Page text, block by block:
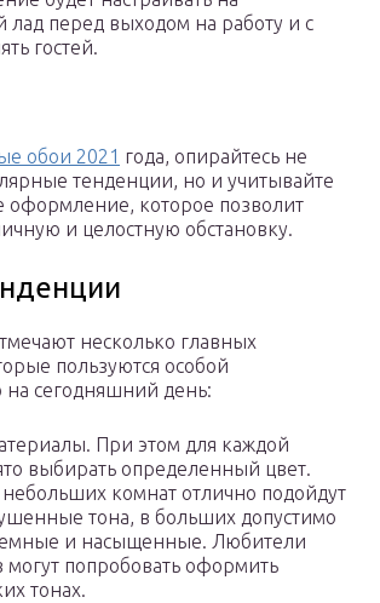
лад перед выходом на работу и с
гостей.
обои 2021 года, опирайтесь не
тенденции, но и учитывайте
оформление, которое позволит
и целостную обстановку.
несколько главных
пользуются особой
на сегодняшний день:
При этом для каждой
выбирать определенный цвет.
комнат отлично подойдут
тона, в больших допустимо
и насыщенные. Любители
могут попробовать оформить
тонах.